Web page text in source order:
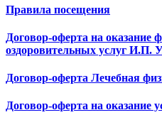
Правила посещения
Договор-оферта на оказание
оздоровительных услуг И.П.
Договор-оферта Лечебная
Договор-оферта на оказание